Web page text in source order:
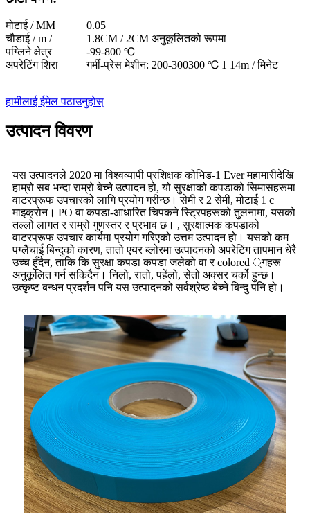
मोटाई / MM
0.05
चौडाई / m /
1.8CM / 2CM अनुकूलितको रूपमा
पग्लिने क्षेत्र
-99-800 ℃
अपरेटिंग शिरा
गर्मी-प्रेस मेशीन: 200-300300 ℃ 1 14m / मिनेट
हामीलाई ईमेल पठाउनुहोस्
उत्पादन विवरण
यस उत्पादनले 2020 मा विश्वव्यापी प्रशिक्षक कोभिड-1 Ever महामारीदेखि
हाम्रो सब भन्दा राम्रो बेच्ने उत्पादन हो, यो सुरक्षाको कपडाको सिमासहरूमा
वाटरप्रूफ उपचारको लागि प्रयोग गरीन्छ। सेमी र 2 सेमी, मोटाई 1 c
माइक्रोन। PO वा कपडा-आधारित चिपकने स्ट्रिपहरूको तुलनामा, यसको
तल्लो लागत र राम्रो गुणस्तर र प्रभाव छ। , सुरक्षात्मक कपडाको
वाटरप्रूफ उपचार कार्यमा प्रयोग गरिएको उत्तम उत्पादन हो। यसको कम
पग्लैंचाई बिन्दुको कारण, तातो एयर ब्लोरमा उत्पादनको अपरेटिंग तापमान धेरै
उच्च हुँदैन, ताकि कि सुरक्षा कपडा कपडा जलेको वा र colored ्गहरू
अनुकूलित गर्न सकिदैन। निलो, रातो, पहेंलो, सेतो अक्सर चर्को हुन्छ।
उत्कृष्ट बन्धन प्रदर्शन पनि यस उत्पादनको सर्वश्रेष्ठ बेच्ने बिन्दु पनि हो।